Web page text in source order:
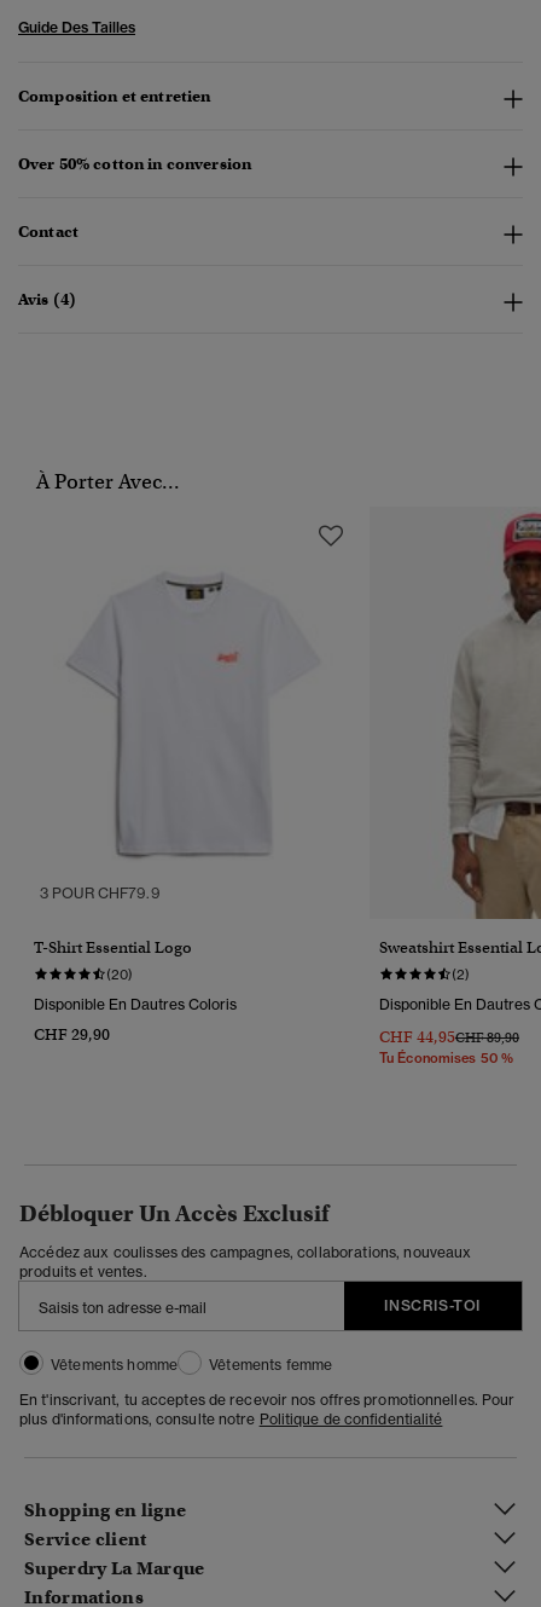
Guide Des Tailles
Composition et entretien
Over 50% cotton in conversion
Contact
Avis (4)
À Porter Avec...
3 POUR CHF79.9
T-Shirt Essential Logo
(20)
Disponible En Dautres Coloris
CHF 29,90
Sweatshirt Essential
(2)
Disponible En Dautres
CHF 44,95Prix Réduit De
CHF 89,90À
Tu Économises 50 %
Débloquer Un Accès Exclusif
Accédez aux coulisses des campagnes, collaborations, nouveaux
produits et ventes.
INSCRIS-TOI
Vêtements homme
Vêtements femme
En t'inscrivant, tu acceptes de recevoir nos offres promotionnelles. Pour
plus d'informations, consulte notre Politique de confidentialité
Shopping en ligne
Service client
Superdry La Marque
Informations